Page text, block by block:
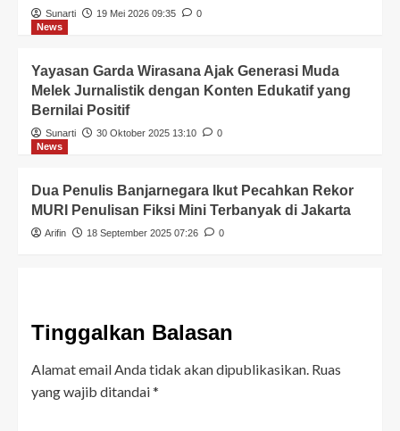
Sunarti 19 Mei 2026 09:35
0
News
Yayasan Garda Wirasana Ajak Generasi Muda
Melek Jurnalistik dengan Konten Edukatif yang
Bernilai Positif
Sunarti 30 Oktober 2025 13:10
0
News
Dua Penulis Banjarnegara Ikut Pecahkan Rekor
MURI Penulisan Fiksi Mini Terbanyak di Jakarta
Arifin 18 September 2025 07:26 0
Tinggalkan Balasan
Alamat email Anda tidak akan dipublikasikan. Ruas
yang wajib ditandai*